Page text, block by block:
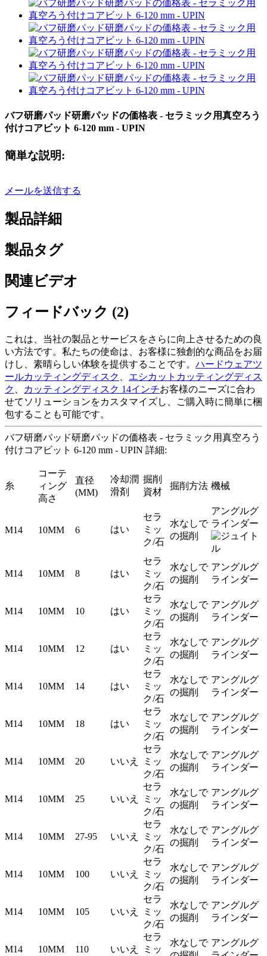
バフ研磨パッド研磨パッドの価格表 - セラミック用真空ろう
付けコアビット 6-120 mm - UPIN
簡単な説明:
メールを送信する
製品詳細
製品タグ
関連ビデオ
フィードバック (2)
これは、当社の製品とサービスをさらに向上させるための良
い方法です。私たちの使命は、お客様に独創的な商品をお届
けし、素晴らしい体験を提供することです。 ハードウェアツ
ールカッティングディスク
エシカットカッティングディス
ク
カッティングディスク 14インチお客様のニーズに合わ
せてソリューションをカスタマイズし、ご購入時に簡単に梱
包することも可能です。
バフ研磨パッド研磨パッドの価格表 - セラミック用真空ろう
付けコアビット 6-120 mm - UPIN 詳細:
糸
コーテ
ィング
高さ
直径
(MM)
冷却潤
滑剤
掘削
資材
掘削方法 機械
M14 10MM 6 はい
セラ
ミッ
ク/石
水なしで
の掘削
アングルグ
ラインダー
M14 10MM 8 はい
セラ
ミッ
ク/石
水なしで
の掘削
アングルグ
ラインダー
M14 10MM 10 はい
セラ
ミッ
ク/石
水なしで
の掘削
アングルグ
ラインダー
M14 10MM 12 はい
セラ
ミッ
ク/石
水なしで
の掘削
アングルグ
ラインダー
M14 10MM 14 はい
セラ
ミッ
ク/石
水なしで
の掘削
アングルグ
ラインダー
M14 10MM 18 はい
セラ
ミッ
ク/石
水なしで
の掘削
アングルグ
ラインダー
M14 10MM 20 いいえ
セラ
ミッ
ク/石
水なしで
の掘削
アングルグ
ラインダー
M14 10MM 25 いいえ
セラ
ミッ
ク/石
水なしで
の掘削
アングルグ
ラインダー
M14 10MM 27-95 いいえ
セラ
ミッ
ク/石
水なしで
の掘削
アングルグ
ラインダー
M14 10MM 100 いいえ
セラ
ミッ
ク/石
水なしで
の掘削
アングルグ
ラインダー
M14 10MM 105 いいえ
セラ
ミッ
ク/石
水なしで
の掘削
アングルグ
ラインダー
M14 10MM 110 いいえ
セラ
ミッ
水なしで アングルグ